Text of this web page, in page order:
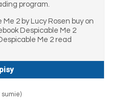
program.
Me 2 by Lucy Rosen buy on
Despicable Me 2
Me 2 read
sumie)